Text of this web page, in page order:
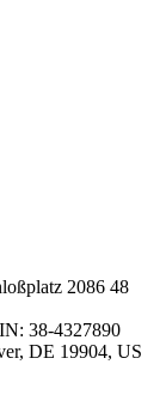
2086 48
38-4327890
DE 19904, US